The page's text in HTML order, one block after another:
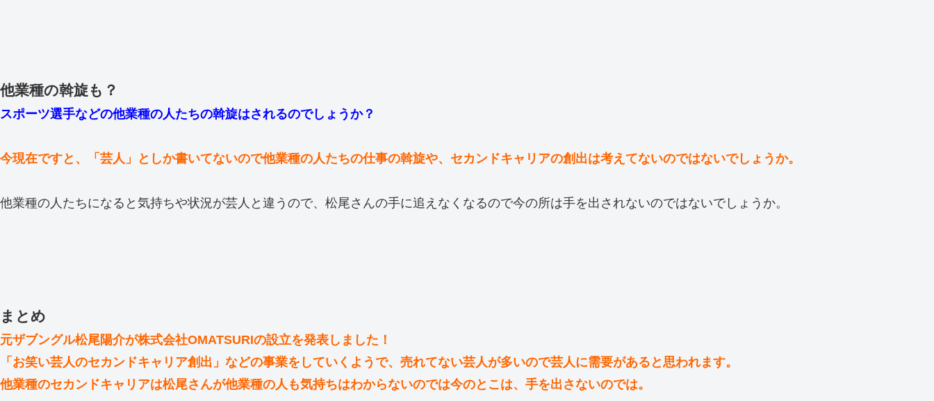
他業種の斡旋も？
スポーツ選手などの他業種の人たちの斡旋はされるのでしょうか？
今現在ですと、「芸人」としか書いてないので他業種の人たちの仕事の斡旋や、セカンドキャリアの創出は考えてないのではないでしょうか。
他業種の人たちになると気持ちや状況が芸人と違うので、松尾さんの手に追えなくなるので今の所は手を出されないのではないでしょうか。
まとめ
元ザブングル松尾陽介が株式会社OMATSURIの設立を発表しました！
「お笑い芸人のセカンドキャリア創出」などの事業をしていくようで、売れてない芸人が多いので芸人に需要があると思われます。
他業種のセカンドキャリアは松尾さんが他業種の人も気持ちはわからないのでは今のとこは、手を出さないのでは。